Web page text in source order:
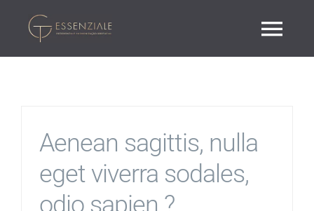
Sobre Nós
Aenean sagittis, nulla
eget viverra sodales,
odio sapien ?